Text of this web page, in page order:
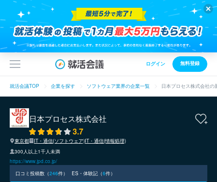
ログイン 無料登録
就活会議TOP 企業を探す ソフトウェア業界の企業一覧 日本プロセス株式会社
日本プロセス株式会社
3.7
東京都 IT・通信(ソフトウェア)IT・通信(情報処理)
300人以上1千人未満
https://www.jpd.co.jp/
口コミ投稿数（246件） ES・体験記（6件）